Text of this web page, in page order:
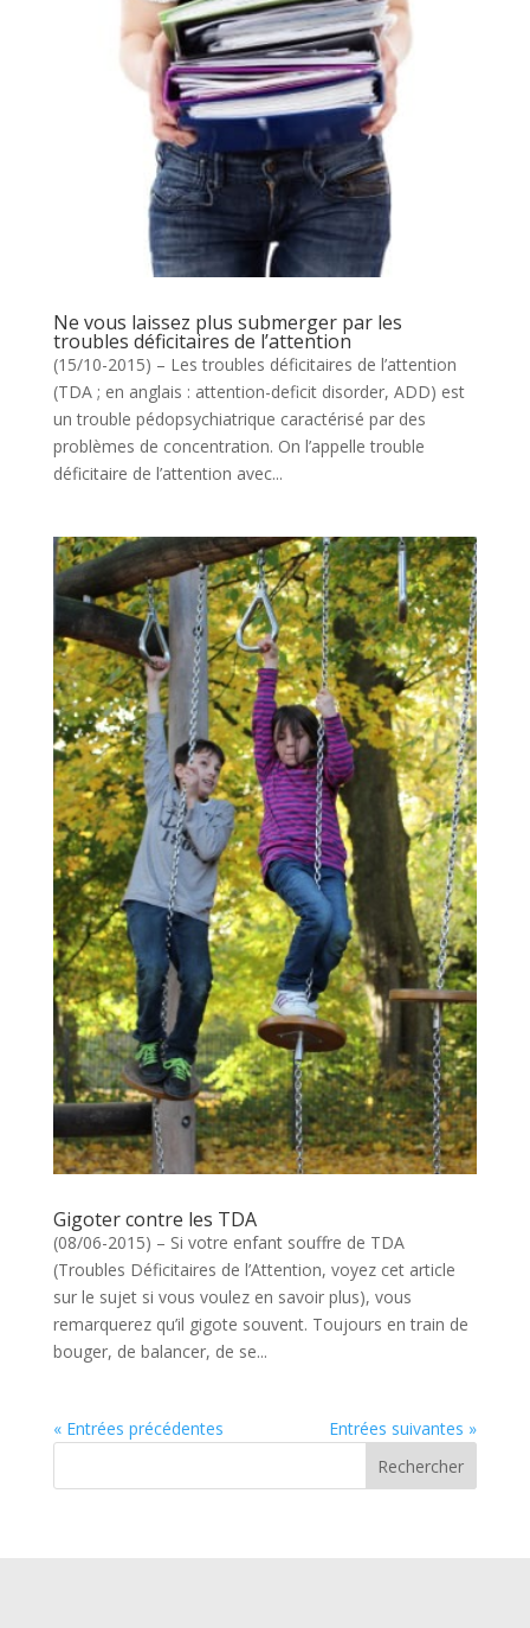
Ne vous laissez plus submerger par les
troubles déficitaires de l’attention
(15/10-2015) – Les troubles déficitaires de l’attention
(TDA ; en anglais : attention-deficit disorder, ADD) est
un trouble pédopsychiatrique caractérisé par des
problèmes de concentration. On l’appelle trouble
déficitaire de l’attention avec...
Gigoter contre les TDA
(08/06-2015) – Si votre enfant souffre de TDA
(Troubles Déficitaires de l’Attention, voyez cet article
sur le sujet si vous voulez en savoir plus), vous
remarquerez qu’il gigote souvent. Toujours en train de
bouger, de balancer, de se...
« Entrées précédentes
Entrées suivantes »
Rechercher